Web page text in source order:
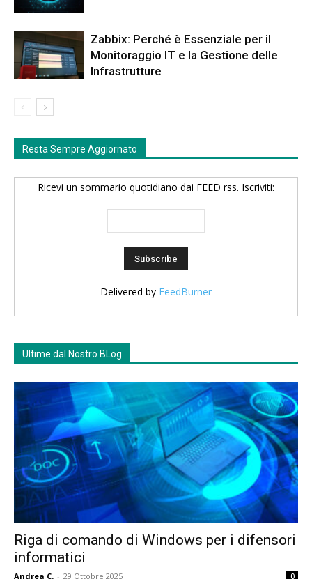
Zabbix: Perché è Essenziale per il
Monitoraggio IT e la Gestione delle
Infrastrutture
Resta Sempre Aggiornato
Ricevi un sommario quotidiano dai FEED rss. Iscriviti:
Delivered by FeedBurner
Ultime dal Nostro BLog
Riga di comando di Windows per i difensori
informatici
Andrea C. - 29 Ottobre 2025 0